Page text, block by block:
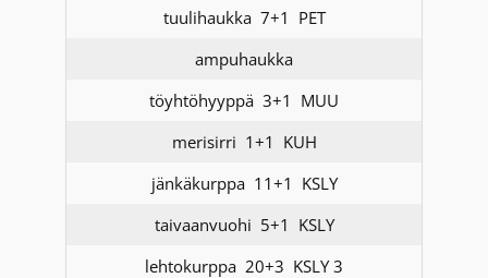
tuulihaukka 7+1 PET
ampuhaukka
töyhtöhyyppä 3+1 MUU
merisirri 1+1 KUH
jänkäkurppa 11+1 KSLY
taivaanvuohi 5+1 KSLY
lehtokurppa 20+3 KSLY 3